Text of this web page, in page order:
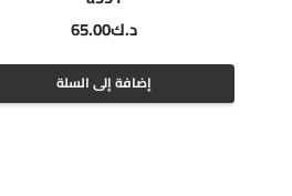
د.ك65.00
إضافة إلى السلة